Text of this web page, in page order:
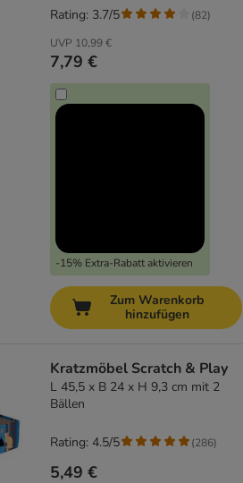
UVP 10,99 €
7,79 €
-15% Extra-Rabatt aktivieren
Rating: 3.7/5 (82)
Zum Warenkorb
hinzufügen
Kratzmöbel Scratch & Play
L 45,5 x B 24 x H 9,3 cm mit 2
Bällen
5,49 €
Rating: 4.5/5 (286)